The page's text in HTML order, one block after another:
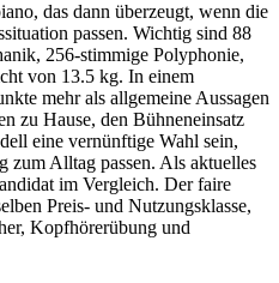
das dann überzeugt, wenn die
passen. Wichtig sind 88
256-stimmige Polyphonie,
von 13.5 kg. In einem
mehr als allgemeine Aussagen
zu Hause, den Bühneneinsatz
eine vernünftige Wahl sein,
zum Alltag passen. Als aktuelles
im Vergleich. Der faire
Preis- und Nutzungsklasse,
Kopfhörerübung und